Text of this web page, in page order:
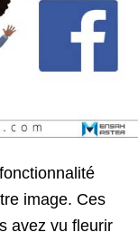
image. Ces
avez vu fleurir